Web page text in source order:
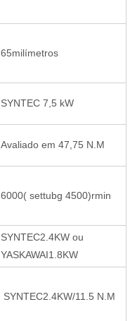
65milímetros
SYNTEC 7,5 kW
Avaliado em 47,75 N.M
6000( settubg 4500)rmin
SYNTEC2.4KW ou
YASKAWAI1.8KW
SYNTEC2.4KW/11.5 N.M